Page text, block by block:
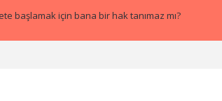
başlamak için bana bir hak tanımaz mı?